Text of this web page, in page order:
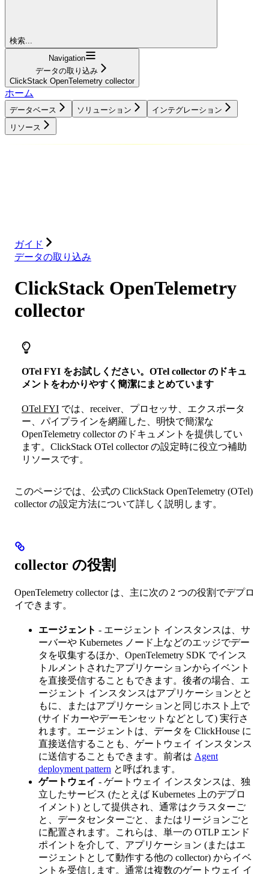
検索...
Navigation
データの取り込み
ClickStack OpenTelemetry collector
ホーム
データベース ソリューション
インテグレーション
リソース
ガイド
データの取り込み
ClickStack OpenTelemetry
collector
OTel FYI をお試しください。OTel collector のドキュ
メントをわかりやすく簡潔にまとめています
OTel FYI では、receiver、プロセッサ、エクスポータ
ー、パイプラインを網羅した、明快で簡潔な
OpenTelemetry collector のドキュメントを提供してい
ます。ClickStack OTel collector の設定時に役立つ補助
リソースです。
このページでは、公式の ClickStack OpenTelemetry (OTel)
collector の設定方法について詳しく説明します。
collector の役割
OpenTelemetry collector は、主に次の 2 つの役割でデプロ
イできます。
エージェント - エージェント インスタンスは、サ
ーバーや Kubernetes ノード上などのエッジでデー
タを収集するほか、OpenTelemetry SDK でインス
トルメントされたアプリケーションからイベント
を直接受信することもできます。後者の場合、エ
ージェント インスタンスはアプリケーションとと
もに、またはアプリケーションと同じホスト上で
(サイドカーやデーモンセットなどとして) 実行さ
れます。エージェントは、データを ClickHouse に
直接送信することも、ゲートウェイ インスタンス
に送信することもできます。前者は Agent
deployment pattern と呼ばれます。
ゲートウェイ - ゲートウェイ インスタンスは、独
立したサービス (たとえば Kubernetes 上のデプロ
イメント) として提供され、通常はクラスターご
と、データセンターごと、またはリージョンごと
に配置されます。これらは、単一の OTLP エンド
ポイントを介して、アプリケーション (またはエ
ージェントとして動作する他の collector) からイベ
ントを受信します。通常は複数のゲートウェイ イ